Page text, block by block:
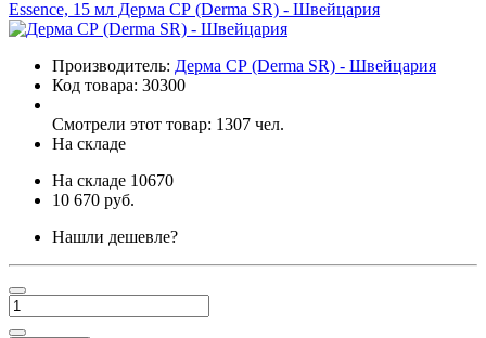
Производитель: Дерма СР (Derma SR) - Швейцария
Код товара: 30300
Смотрели этот товар: 1307 чел.
На складе
На складе 10670
10 670 руб.
Нашли дешевле?